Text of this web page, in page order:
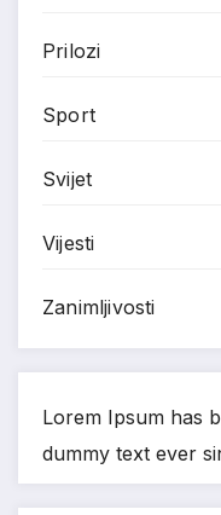
Prilozi
Sport
Svijet
Vijesti
Zanimljivosti
Lorem Ipsum has
dummy text ever